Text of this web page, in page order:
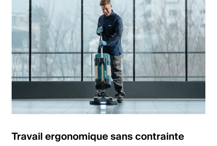
Travail ergonomique sans contrainte